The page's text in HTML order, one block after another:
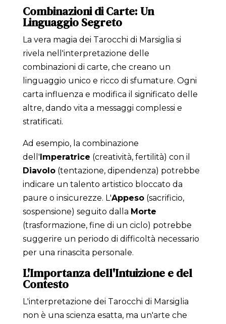
Combinazioni di Carte: Un
Linguaggio Segreto
La vera magia dei Tarocchi di Marsiglia si
rivela nell'interpretazione delle
combinazioni di carte, che creano un
linguaggio unico e ricco di sfumature. Ogni
carta influenza e modifica il significato delle
altre, dando vita a messaggi complessi e
stratificati.
Ad esempio, la combinazione
dell'Imperatrice (creatività, fertilità) con il
Diavolo(tentazione, dipendenza) potrebbe
indicare un talento artistico bloccato da
paure o insicurezze. L'Appeso(sacrificio,
sospensione) seguito dalla Morte
(trasformazione, fine di un ciclo) potrebbe
suggerire un periodo di difficoltà necessario
per una rinascita personale.
L'Importanza dell'Intuizione e del
Contesto
L'interpretazione dei Tarocchi di Marsiglia
non è una scienza esatta, ma un'arte che